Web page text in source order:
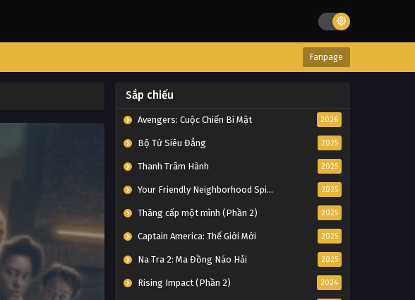
Fanpage
Sắp chiếu
Avengers: Cuộc Chiến Bí Mật 2026
Bộ Tứ Siêu Đẳng 2025
Thanh Trâm Hành 2025
Your Friendly Neighborhood Spider-Man 2025
Thăng cấp một mình (Phần 2) 2025
Captain America: Thế Giới Mới 2025
Na Tra 2: Ma Đồng Náo Hải 2025
Rising Impact (Phần 2) 2024